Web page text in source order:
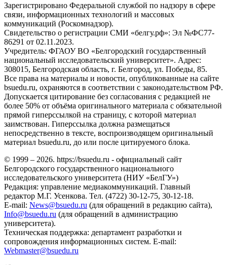
Зарегистрировано Федеральной службой по надзору в сфере
связи, информационных технологий и массовых
коммуникаций (Роскомнадзор).
Свидетельство о регистрации СМИ «белгу.рф»: Эл №ФС77-
86291 от 02.11.2023.
Учредитель: ФГАОУ ВО «Белгородский государственный
национальный исследовательский университет». Адрес:
308015, Белгородская область, г. Белгород, ул. Победы, 85.
Все права на материалы и новости, опубликованные на сайте
bsuedu.ru, охраняются в соответствии с законодательством РФ.
Допускается цитирование без согласования с редакцией не
более 50% от объёма оригинального материала с обязательной
прямой гиперссылкой на страницу, с которой материал
заимствован. Гиперссылка должна размещаться
непосредственно в тексте, воспроизводящем оригинальный
материал bsuedu.ru, до или после цитируемого блока.
© 1999 – 2026. https://bsuedu.ru - официальный сайт
Белгородского государственного национального
исследовательского университета (НИУ «БелГУ»)
Редакция: управление медиакоммуникаций. Главный
редактор М.Г. Усенкова. Тел. (4722) 30-12-75, 30-12-18.
E-mail: News@bsuedu.ru (для обращений в редакцию сайта),
Info@bsuedu.ru (для обращений в администрацию
университета).
Техническая поддержка: департамент разработки и
сопровождения информационных систем. E-mail:
Webmaster@bsuedu.ru